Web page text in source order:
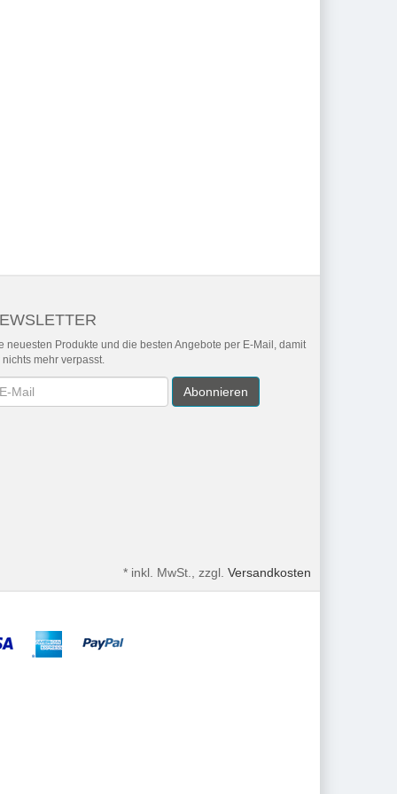
neuesten Produkte und die besten Angebote per E-Mail, damit
nichts mehr verpasst.
Abonnieren
* inkl. MwSt., zzgl. Versandkosten